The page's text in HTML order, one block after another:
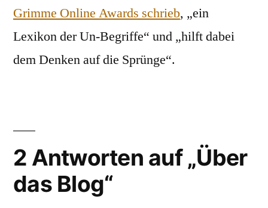
Grimme Online Awards schrieb, „ein
Lexikon der Un-Begriffe“ und „hilft dabei
dem Denken auf die Sprünge“.
2 Antworten auf „Über
das Blog“